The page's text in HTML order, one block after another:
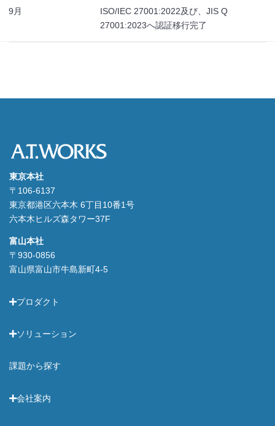
9月
ISO/IEC 27001:2022及び、JIS Q
27001:2023へ認証移行完了
東京本社
〒106-6137
東京都港区六本木 6丁目10番1号
六本木ヒルズ森タワー37F
富山本社
〒930-0856
富山県富山市牛島新町4-5
プロダクト
ソリューション
課題から探す
会社案内